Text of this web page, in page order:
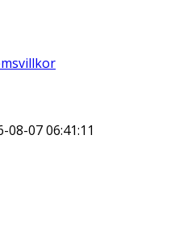
08-07 06:41:11